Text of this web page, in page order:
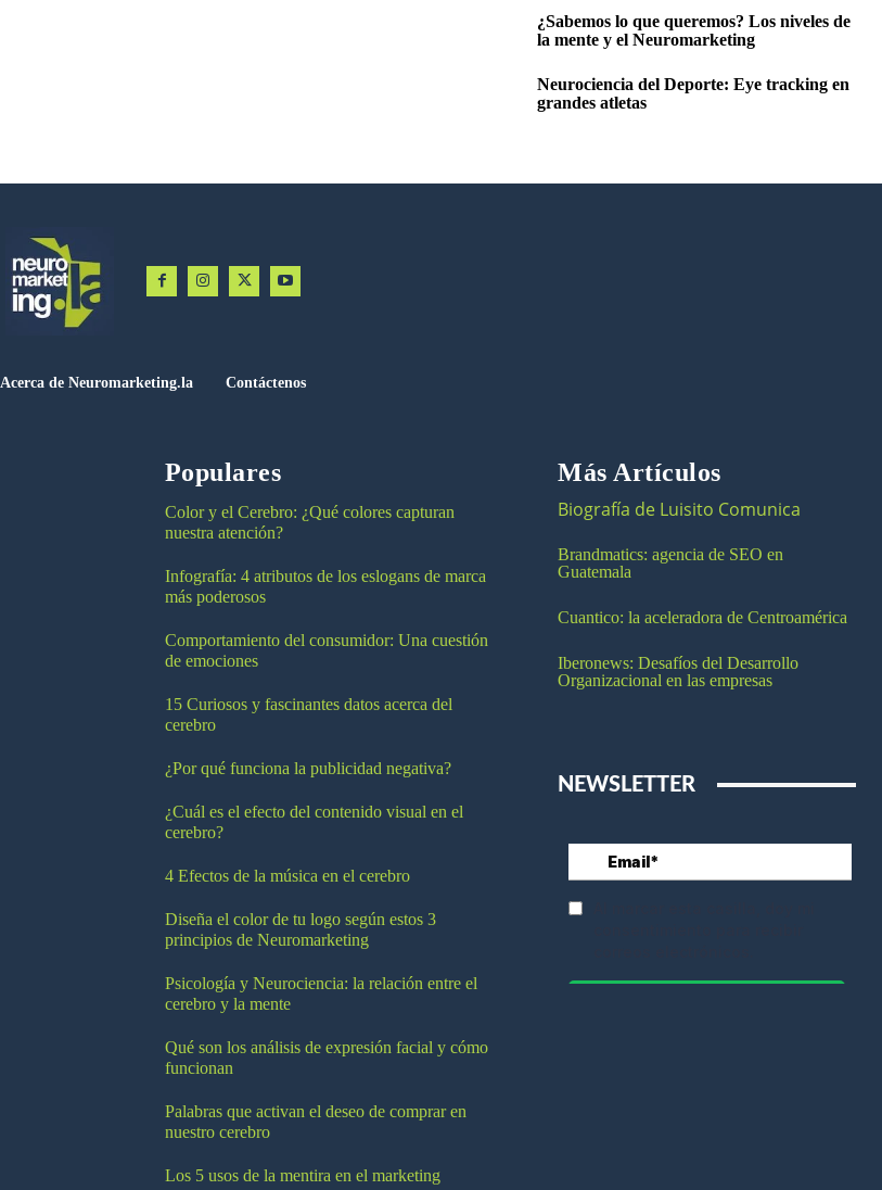
¿Sabemos lo que queremos? Los niveles de
la mente y el Neuromarketing
Neurociencia del Deporte: Eye tracking en
grandes atletas
Acerca de Neuromarketing.la Contáctenos
Populares
Color y el Cerebro: ¿Qué colores capturan
nuestra atención?
Infografía: 4 atributos de los eslogans de marca
más poderosos
Comportamiento del consumidor: Una cuestión
de emociones
15 Curiosos y fascinantes datos acerca del
cerebro
¿Por qué funciona la publicidad negativa?
¿Cuál es el efecto del contenido visual en el
cerebro?
4 Efectos de la música en el cerebro
Diseña el color de tu logo según estos 3
principios de Neuromarketing
Psicología y Neurociencia: la relación entre el
cerebro y la mente
Qué son los análisis de expresión facial y cómo
funcionan
Palabras que activan el deseo de comprar en
nuestro cerebro
Los 5 usos de la mentira en el marketing
Más Artículos
Biografía de Luisito Comunica
Brandmatics: agencia de SEO en
Guatemala
Cuantico: la aceleradora de Centroamérica
Iberonews: Desafíos del Desarrollo
Organizacional en las empresas
NEWSLETTER